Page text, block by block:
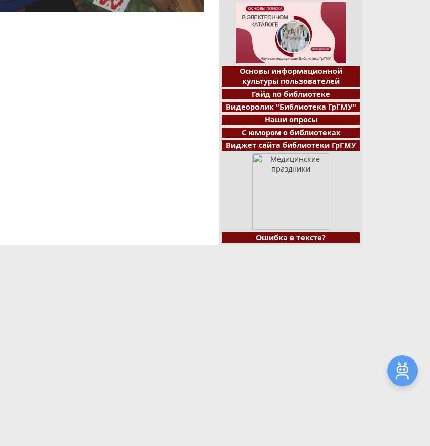
Основы информационной
культуры пользователей
Гайд по библиотеке
Видеоролик "Библиотека ГрГМУ"
Наши опросы
С юмором о библиотеках
Виджет сайта библиотеки ГрГМУ
Ошибка в тексте?